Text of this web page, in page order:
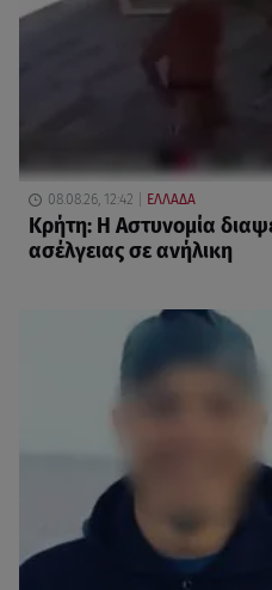
08.08.26, 12:42 ΕΛΛΑΔΑ
Κρήτη: Η Αστυνομία
ασέλγειας σε ανήλικη